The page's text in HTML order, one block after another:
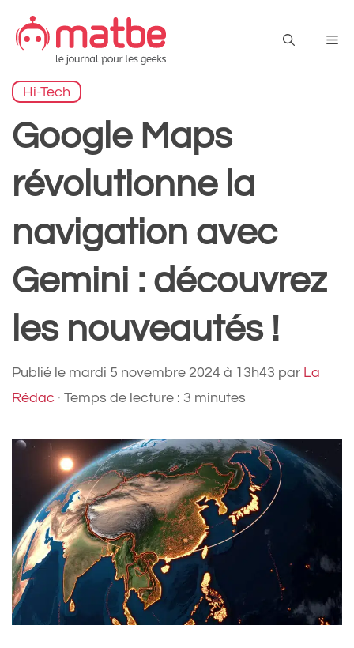
contenu
Hi-Tech
Google Maps
révolutionne la
navigation avec
Gemini : découvrez
les nouveautés !
Publié le mardi 5 novembre 2024 à 13h43 par La
Rédac · Temps de lecture : 3 minutes